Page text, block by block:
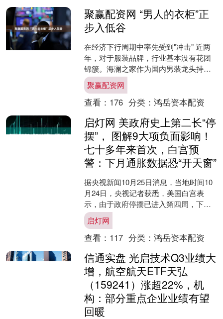
聚赢配资网 “男人的衣柜”正
步入低谷
在经济下行周期中率先受到"冲击" 近两
年，对于服装品牌，行业基本没有花团
锦簇。海澜之家作为国内男装龙头持续
增长乏力，即是其中一个典型案例。 今
年上半年，该公司营....
聚赢配资网
查看： 176 分类： 鸿岳资本配资
启灯网 美政府史上第二长“停
摆”， 图解9大项负面影响！
七十多年来首次，白宫预
警：下月通胀数据恐“开天窗”
据央视新闻10月25日消息，当地时间10
月24日，央视记者获悉，美国白宫表
示，由于政府停摆已进入第四周，下月
可能无法发布通胀数据，这将是七十多
年来首次。 特朗普....
启灯网
查看： 117 分类： 鸿岳资本配资
信通实盘 光启技术Q3业绩大
增，航空航天ETF天弘
（159241）涨超22%，机
构：部分重点企业业绩有望
回暖